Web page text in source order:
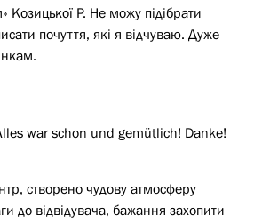
Козицької Р. Не можу підібрати
почуття, які я відчуваю. Дуже
war schon und gemütlich! Danke!
створено чудову атмосферу
до відвідувача, бажання захопити